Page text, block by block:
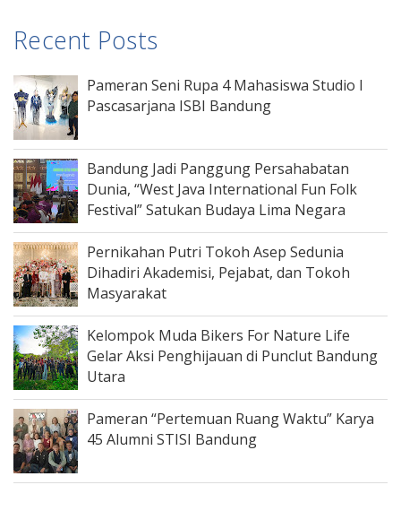
Recent Posts
Pameran Seni Rupa 4 Mahasiswa Studio I
Pascasarjana ISBI Bandung
Bandung Jadi Panggung Persahabatan
Dunia, “West Java International Fun Folk
Festival” Satukan Budaya Lima Negara
Pernikahan Putri Tokoh Asep Sedunia
Dihadiri Akademisi, Pejabat, dan Tokoh
Masyarakat
Kelompok Muda Bikers For Nature Life
Gelar Aksi Penghijauan di Punclut Bandung
Utara
Pameran “Pertemuan Ruang Waktu” Karya
45 Alumni STISI Bandung